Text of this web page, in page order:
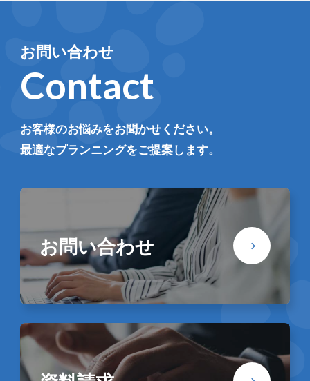
お問い合わせ
Contact
お客様のお悩みをお聞かせください。
最適なプランニングをご提案します。
お問い合わせ